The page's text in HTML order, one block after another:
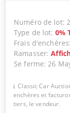
Numéro de lot:
Type de lot: 0%
Frais d'enchères
Ramasser:
Se ferme:26
Classic Car
enchères et
tiers, le vendeur.